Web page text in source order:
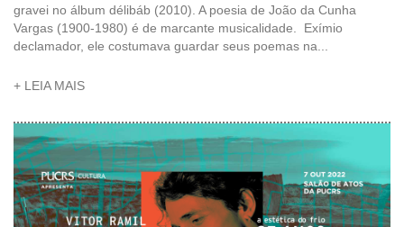
gravei no álbum délibáb (2010). A poesia de João da Cunha
Vargas (1900-1980) é de marcante musicalidade. Exímio
declamador, ele costumava guardar seus poemas na...
+ LEIA MAIS